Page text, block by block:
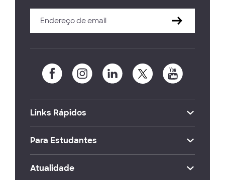
Links Rápidos
Para Estudantes
Atualidade